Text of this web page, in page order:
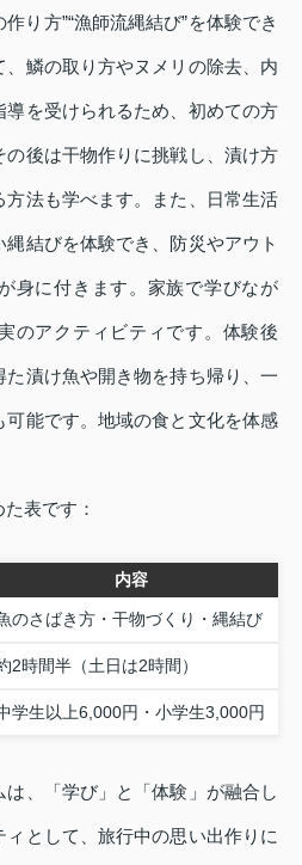
り方”“漁師流縄結び”を体験でき
、鱗の取り方やヌメリの除去、内
を受けられるため、初めての方
後は干物作りに挑戦し、漬け方
法も学べます。また、日常生活
結びを体験でき、防災やアウト
身に付きます。家族で学びなが
のアクティビティです。体験後
漬け魚や開き物を持ち帰り、一
能です。地域の食と文化を体感
表です：
内容
のさばき方・干物づくり・縄結び
2時間半（土日は2時間）
学生以上6,000円・小学生3,000円
、「学び」と「体験」が融合し
として、旅行中の思い出作りに